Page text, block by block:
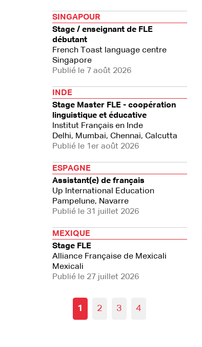
SINGAPOUR
Stage / enseignant de FLE
débutant
French Toast language centre
Singapore
Publié le 7 août 2026
INDE
Stage Master FLE - coopération
linguistique et éducative
Institut Français en Inde
Delhi, Mumbai, Chennai, Calcutta
Publié le 1er août 2026
ESPAGNE
Assistant(e) de français
Up International Education
Pampelune, Navarre
Publié le 31 juillet 2026
MEXIQUE
Stage FLE
Alliance Française de Mexicali
Mexicali
Publié le 27 juillet 2026
1 2 3 4